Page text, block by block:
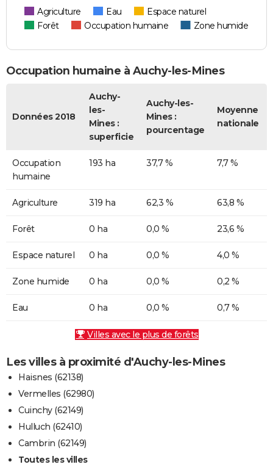
Agriculture Eau
Espace naturel
Forêt
Occupation humaine Zone humide
Occupation humaine à Auchy-les-Mines
Données 2018
Auchy-
les-
Mines :
superficie
Auchy-les-
Mines :
pourcentage
Moyenne
nationale
Occupation
humaine
193 ha 37,7 % 7,7 %
Agriculture 319 ha 62,3 % 63,8 %
Forêt 0 ha 0,0 % 23,6 %
Espace naturel 0 ha 0,0 % 4,0 %
Zone humide 0 ha 0,0 % 0,2 %
Eau 0 ha 0,0 % 0,7 %
Villes avec le plus de forêts
Les villes à proximité d'Auchy-les-Mines
Haisnes (62138)
Vermelles (62980)
Cuinchy (62149)
Hulluch (62410)
Cambrin (62149)
Toutes les villes